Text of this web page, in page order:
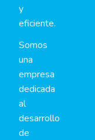
y
eficiente.
Somos
una
empresa
dedicada
al
desarrollo
de